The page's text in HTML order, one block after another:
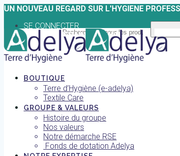
Skip
content
UN NOUVEAU REGARD SUR L'HYGIENE
Search for:
SE CONNECTER
TROUVER UNE AGENCE
BOUTIQUE
Terre d’Hygiène (e-adelya)
Textile Care
GROUPE & VALEURS
Histoire du groupe
Nos valeurs
Notre démarche RSE
Fonds de dotation Adelya